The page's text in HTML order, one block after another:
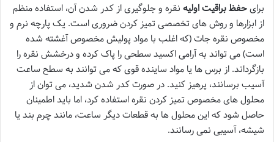
برایحفظ براقیت اولیه نقره و جلوگیری از کدر شدن آن، استفاده منظم
از ابزارها و روش های تخصصی تمیز کردن ضروری است. یک پارچه نرم و
مخصوص نقره جات (که اغلب با مواد پولیش مخصوص آغشته شده
است) می تواند به آرامی اکسید سطحی را پاک کرده و درخشش نقره را
بازگرداند. از برس ها یا مواد ساینده قوی که می توانند به سطح ساعت
آسیب برسانند، پرهیز کنید. در صورت کدر شدن شدید، می توان از
محلول های مخصوص تمیز کردن نقره استفاده کرد، اما باید اطمینان
حاصل شود که این محلول ها به قطعات دیگر ساعت، مانند چرم بند یا
شیشه، آسیبی نمی رسانند.